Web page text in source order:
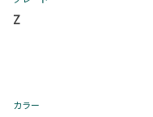
Z
カラー